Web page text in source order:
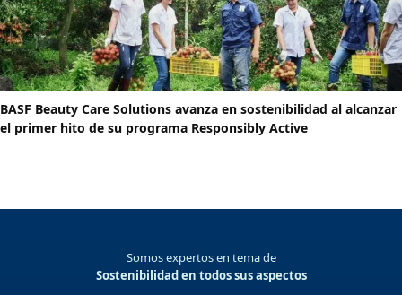
BASF Beauty Care Solutions avanza en sostenibilidad al alcanzar
el primer hito de su programa Responsibly Active
Somos expertos en tema de
Sostenibilidad en todos sus aspectos